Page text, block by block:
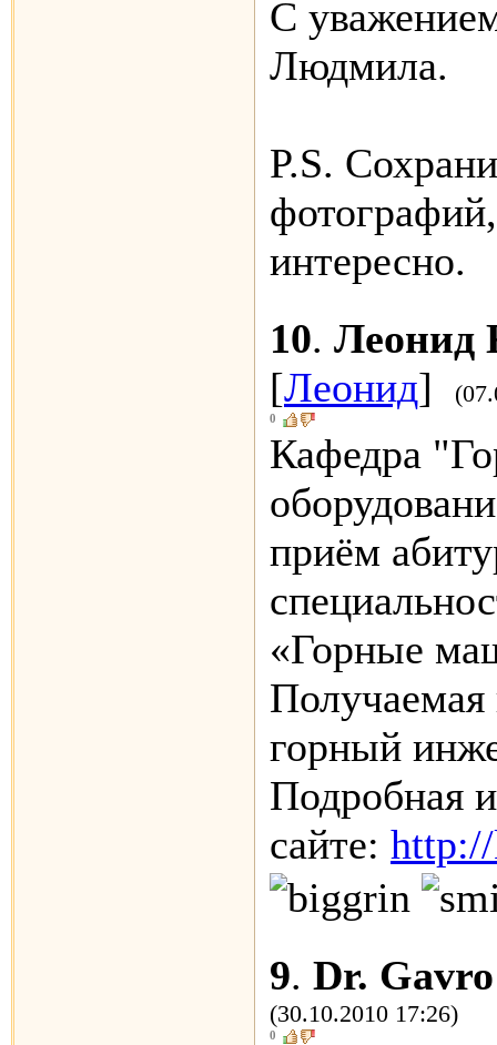
С
Людмила.
P.S.
интересно.
10. Леонид
[Леонид]
0
Кафедра
приём
«Горные
Получаемая
горный
Подробная
сайте:
9. Dr.
(30.10.2010 17:26)
0